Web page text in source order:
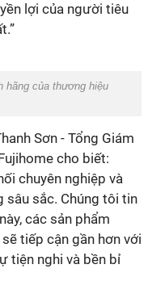
lợi của người tiêu
hãng của thương hiệu
Sơn - Tổng Giám
cho biết:
chuyên nghiệp và
sâu sắc. Chúng tôi tin
các sản phẩm
tiếp cận gần hơn với
tiện nghi và bền bỉ